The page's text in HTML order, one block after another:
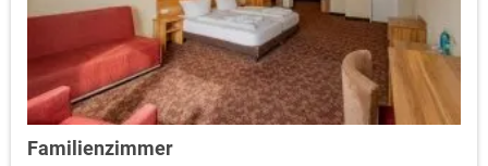
Familienzimmer